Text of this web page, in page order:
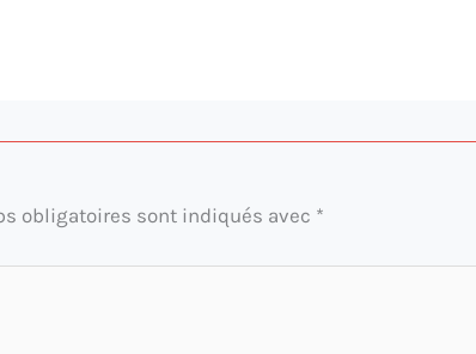
obligatoires sont indiqués avec *